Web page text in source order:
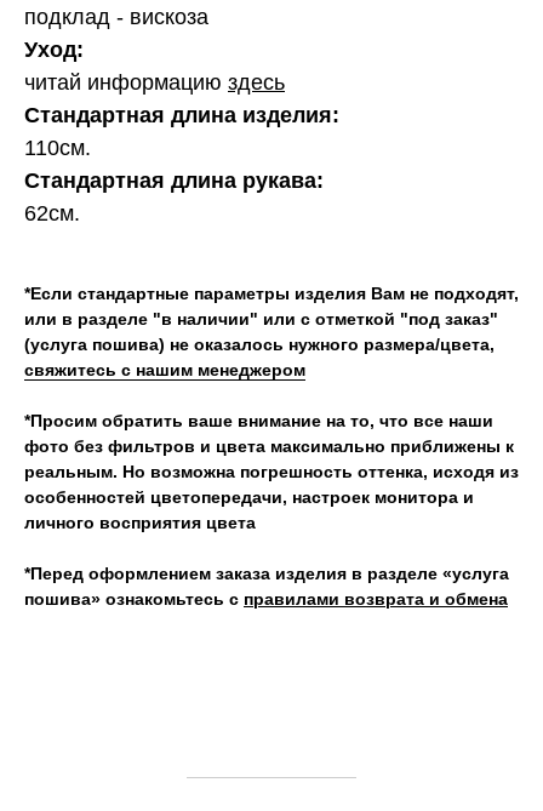
подклад - вискоза
Уход:
читай информацию здесь
Стандартная длина изделия:
110см.
Стандартная длина рукава:
62см.
*Если стандартные параметры изделия Вам не подходят,
или в разделе "в наличии" или с отметкой "под заказ"
(услуга пошива) не оказалось нужного размера/цвета,
свяжитесь с нашим менеджером
*Просим обратить ваше внимание на то, что все наши
фото без фильтров и цвета максимально приближены к
реальным. Но возможна погрешность оттенка, исходя из
особенностей цветопередачи, настроек монитора и
личного восприятия цвета
*Перед оформлением заказа изделия в разделе «услуга
пошива» ознакомьтесь с правилами возврата и обмена